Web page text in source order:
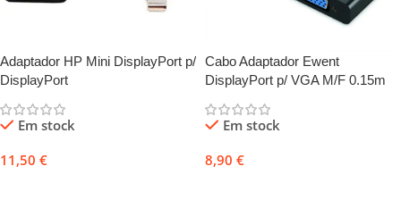
Adaptador HP Mini DisplayPort p/
DisplayPort
Em stock
11,50 €
Cabo Adaptador Ewent
DisplayPort p/ VGA M/F 0.15m
Em stock
8,90 €